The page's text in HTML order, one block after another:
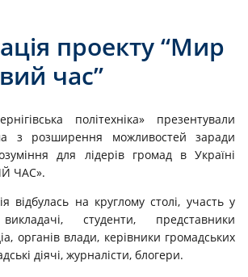
проекту “Мир
час”
політехніка» презентували
з розширення можливостей заради
для лідерів громад в Україні
ЧАС».
відбулась на круглому столі, участь у
студенти, представники
органів влади, керівники громадських
діячі, журналісти, блогери.